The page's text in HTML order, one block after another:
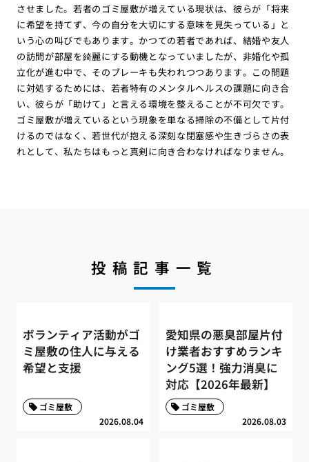
させました。若者のゴミ屋敷が増えている現状は、彼らが「将来
に希望を持てず、今の自分を大切にする意味を見失っている」と
いう心の叫びでもあります。かつての若者であれば、結婚や友人
の訪問が部屋を綺麗にする動機となっていましたが、非婚化や孤
立化が進む中で、そのブレーキも失われつつあります。この問題
に対処するためには、若者特有のメンタルヘルスの課題に向き合
い、彼らが「助けて」と言える環境を整えることが不可欠です。
ゴミ屋敷が増えているという現象を単なる掃除の不備として片付
けるのではなく、若世代が抱える深刻な閉塞感や生きづらさの表
れとして、私たちはもっと真剣に向き合わなければなりません。
投稿記事一覧
ボランティア活動がゴ
ミ屋敷の住人に与える
希望と支援
2026.08.04
ゴミ屋敷
愛知県の悪臭部屋片付
け業者おすすめランキ
ング5選！強力消臭に
対応【2026年最新】
2026.08.03
ゴミ屋敷